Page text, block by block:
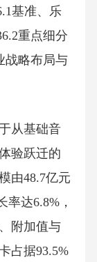
基准、乐
重点细分
战略布局与
从基础音
验跃迁的
由48.7亿元
达6.8%，
附加值与
占据93.5%